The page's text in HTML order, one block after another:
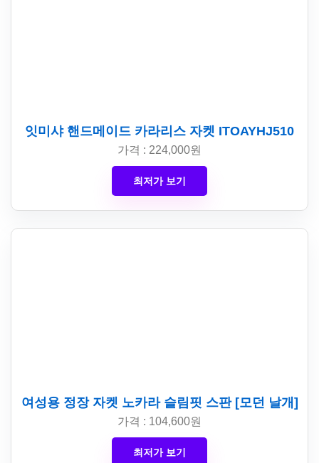
잇미샤 핸드메이드 카라리스 자켓 ITOAYHJ510
가격 : 224,000원
최저가 보기
여성용 정장 자켓 노카라 슬림핏 스판 [모던 날개]
가격 : 104,600원
최저가 보기